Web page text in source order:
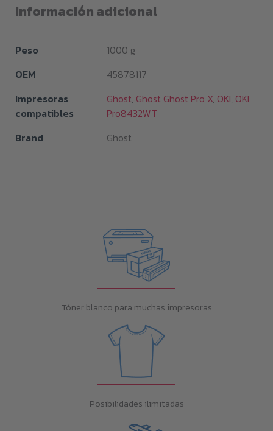
Información adicional
Peso
1000 g
OEM
45878117
Impresoras
compatibles
Ghost, Ghost Ghost Pro X, OKI, OKI
Pro8432WT
Brand
Ghost
Tóner blanco para muchas impresoras
Posibilidades ilimitadas